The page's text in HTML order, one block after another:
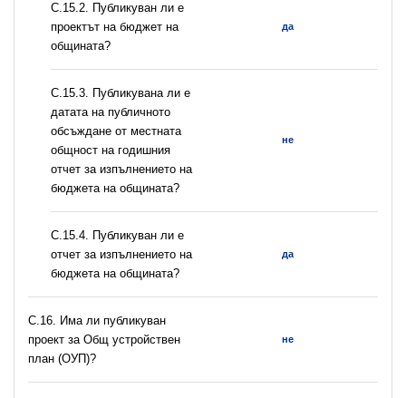
С.15.2. Публикуван ли е
проектът на бюджет на
общината?
да
С.15.3. Публикувана ли е
датата на публичното
обсъждане от местната
общност на годишния
отчет за изпълнението на
бюджета на общината?
не
С.15.4. Публикуван ли е
отчет за изпълнението на
бюджета на общината?
да
С.16. Има ли публикуван
проект за Общ устройствен
план (ОУП)?
не